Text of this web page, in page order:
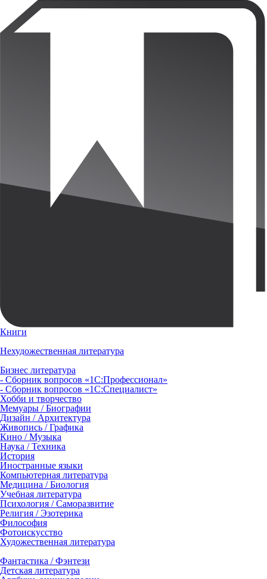
Книги
Нехудожественная литература
Бизнес литература
- Сборник вопросов «1С:Профессионал»
- Сборник вопросов «1С:Специалист»
Хобби и творчество
Мемуары / Биографии
Дизайн / Архитектура
Живопись / Графика
Кино / Музыка
Наука / Техника
История
Иностранные языки
Компьютерная литература
Медицина / Биология
Учебная литература
Психология / Саморазвитие
Религия / Эзотерика
Философия
Фотоискусство
Художественная литература
Фантастика / Фэнтези
Детская литература